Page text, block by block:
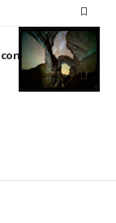
el chip M5